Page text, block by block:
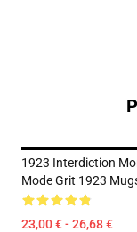
1923 Interdiction
Mode Grit 1923
23,00 € - 26,68 €